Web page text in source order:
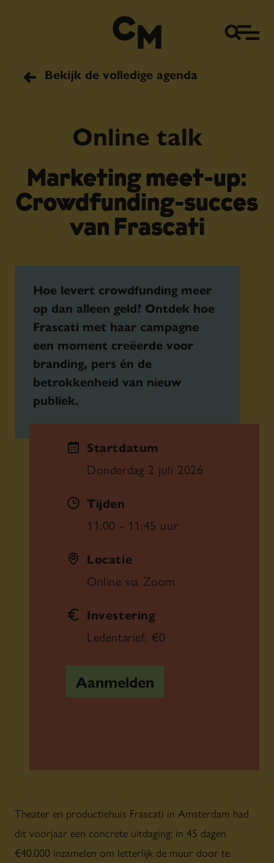
Bekijk de volledige agenda
Online talk
Marketing meet-up:
Crowdfunding-succes
van Frascati
Hoe levert crowdfunding meer
op dan alleen geld? Ontdek hoe
Frascati met haar campagne
een moment creëerde voor
branding, pers én de
betrokkenheid van nieuw
publiek.
Startdatum
Donderdag 2 juli 2026
Tijden
11:00 - 11:45 uur
Locatie
Online via Zoom
Investering
Ledentarief: €0
Aanmelden
Theater en productiehuis Frascati in Amsterdam had
dit voorjaar een concrete uitdaging: in 45 dagen
€40.000 inzamelen om letterlijk de muur door te